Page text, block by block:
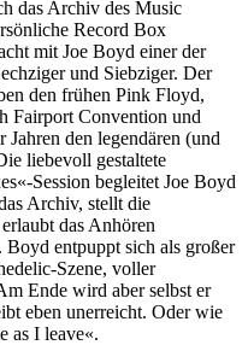
das Archiv des Music
Record Box
mit Joe Boyd einer der
und Siebziger. Der
den frühen Pink Floyd,
Fairport Convention und
den legendären (und
liebevoll gestaltete
Session begleitet Joe Boyd
Archiv, stellt die
das Anhören
entpuppt sich als großer
Szene, voller
Ende wird aber selbst er
eben unerreicht. Oder wie
as I leave«.